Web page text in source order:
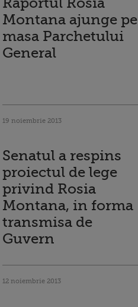
Montana ajunge pe
masa Parchetului
General
19 noiembrie 2013
Senatul a respins
proiectul de lege
privind Rosia
Montana, in forma
transmisa de
Guvern
12 noiembrie 2013